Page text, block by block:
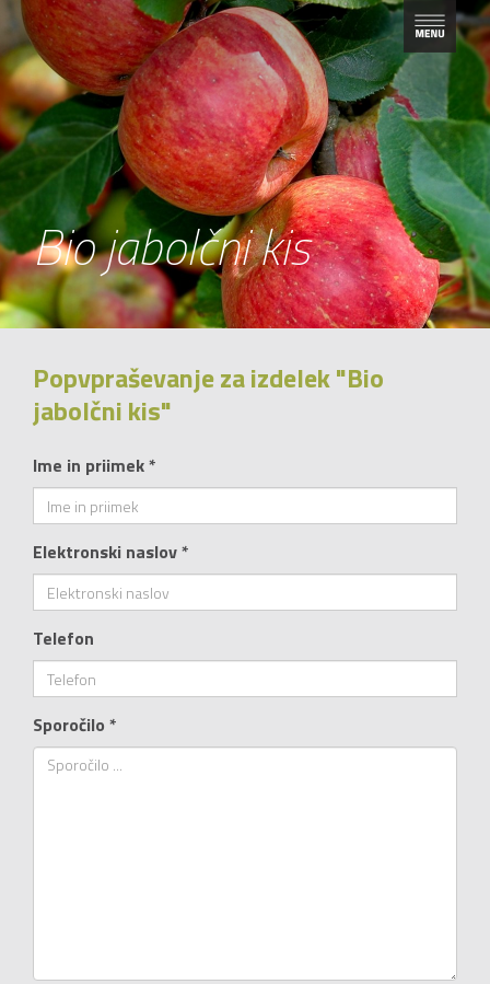
Bio jabolčni kis
Popvpraševanje za izdelek "Bio
jabolčni kis"
Ime in priimek *
Elektronski naslov *
Telefon
Sporočilo *